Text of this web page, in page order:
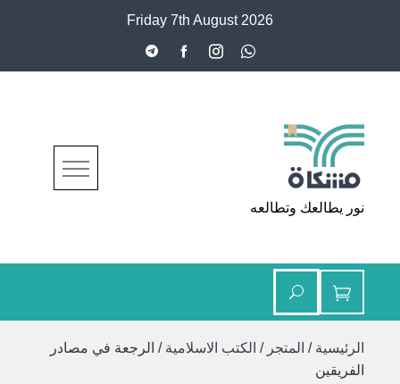
Friday 7th August 2026
مشكاة
نور يطالعك وتطالعه
الرئيسية / المتجر / الكتب الاسلامية / الرجعة في مصادر
الفريقين